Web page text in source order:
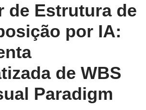
de Estrutura de
por IA:
de WBS
Paradigm